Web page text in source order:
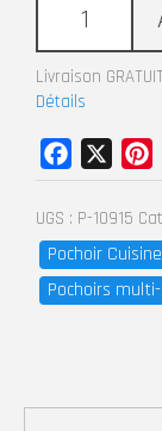
Livraison
Détails
UGS : P-10915
Pochoir
Pochoirs
Facebook